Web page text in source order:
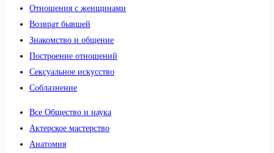
Отношения с женщинами
Возврат бывшей
Знакомство и общение
Построение отношений
Сексуальное искусство
Соблазнение
Все Общество и наука
Актерское мастерство
Анатомия